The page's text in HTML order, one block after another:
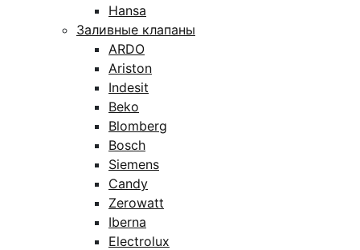
Hansa
Заливные клапаны
ARDO
Ariston
Indesit
Beko
Blomberg
Bosch
Siemens
Candy
Zerowatt
Iberna
Electrolux